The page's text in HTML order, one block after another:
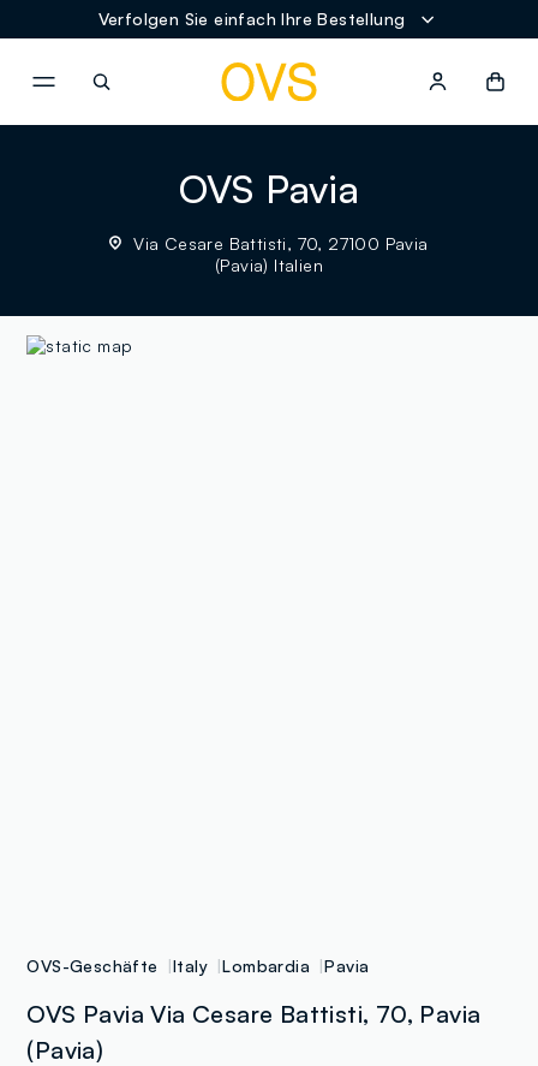
Verfolgen Sie einfach Ihre Bestellung
OVS Pavia
Via Cesare Battisti, 70, 27100 Pavia
(Pavia) Italien
OVS-Geschäfte Italy Lombardia Pavia
OVS Pavia Via Cesare Battisti, 70, Pavia
(Pavia)